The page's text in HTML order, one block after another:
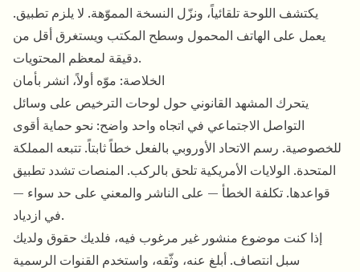
يكتشف اللوحة تلقائياً، ونزّل النسخة المموّهة. لا يلزم تطبيق.
يعمل على الهاتف المحمول وسطح المكتب ويستغرق أقل من
دقيقة لمعظم المحتويات.
الخلاصة: موّه أولاً، انشر بأمان
يتحرك المشهد القانوني حول لوحات الترخيص على وسائل
التواصل الاجتماعي في اتجاه واحد واضح: نحو حماية أقوى
للخصوصية. رسم الاتحاد الأوروبي بالفعل خطاً ثابتاً. تتبعه المملكة
المتحدة. الولايات الأمريكية تلحق بالركب. المنصات تشدد تطبيق
قواعدها. تكلفة الخطأ — على الناشر والمعني على حد سواء —
في ازدياد.
إذا كنت موضوع منشور غير مرغوب فيه، فلديك حقوق ولديك
سبل انتصاف. أبلغ عنه، وثّقه، واستخدم القنوات الرسمية